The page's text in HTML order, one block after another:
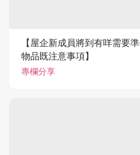
專欄分享
【屋企新成員將到有咩需要
物品既注意事項】